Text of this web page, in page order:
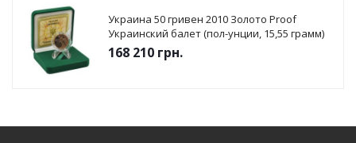
Украина 50 гривен 2010 Золото Proof
Украинский балет (пол-унции, 15,55 грамм)
168 210 грн.